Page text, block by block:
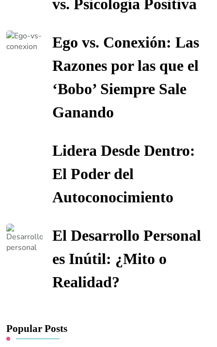
vs. Psicología Positiva
Ego vs. Conexión: Las
Razones por las que el
‘Bobo’ Siempre Sale
Ganando
Lidera Desde Dentro:
El Poder del
Autoconocimiento
El Desarrollo Personal
es Inútil: ¿Mito o
Realidad?
Popular Posts